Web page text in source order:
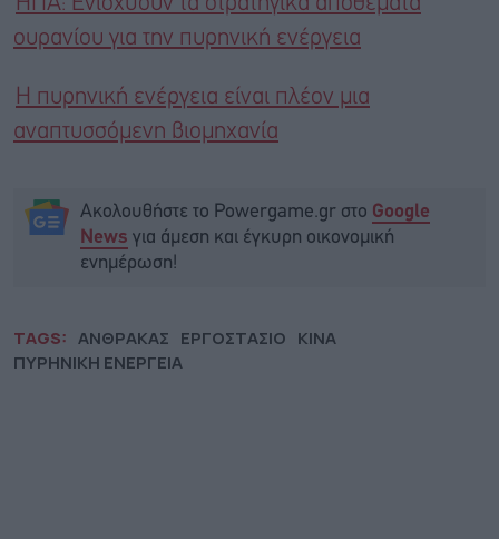
ουρανίου για την πυρηνική ενέργεια
Η πυρηνική ενέργεια είναι πλέον μια
αναπτυσσόμενη βιομηχανία
Ακολουθήστε το Powergame.gr στο Google
News για άμεση και έγκυρη οικονομική
ενημέρωση!
TAGS: ΑΝΘΡΑΚΑΣ ΕΡΓΟΣΤΑΣΙΟ ΚΙΝΑ
ΠΥΡΗΝΙΚΗ ΕΝΕΡΓΕΙΑ